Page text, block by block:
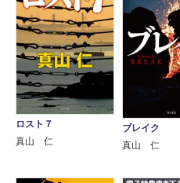
ロスト７
真山 仁
ブレイク
真山 仁